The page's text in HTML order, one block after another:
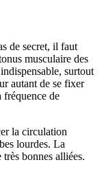
de secret, il faut
musculaire des
surtout
autant de se fixer
fréquence de
la circulation
lourdes. La
bonnes alliées.